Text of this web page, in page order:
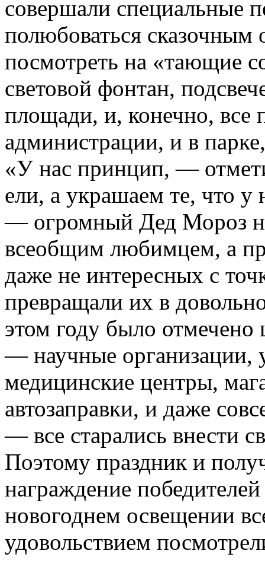
совершали специальные
полюбоваться
посмотреть на «тающие
световой фонтан,
площади, и, конечно, все
администрации, и в
«У нас принцип, —
ели, а украшаем те, что у
— огромный Дед Мороз
всеобщим любимцем, а
даже не интересных с
превращали их в
этом году было отмечено
— научные организации,
медицинские центры,
автозаправки, и даже
— все старались внести
Поэтому праздник и
награждение
новогоднем освещении
удовольствием